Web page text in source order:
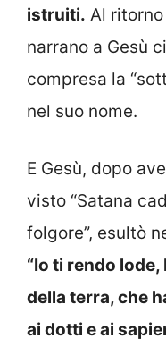
istruiti. Al
narrano a Gesù
compresa la
nel suo nome.
E Gesù, dopo
visto “Satana
folgore”, esultò
“Io ti rendo
della terra, che
ai dotti e ai